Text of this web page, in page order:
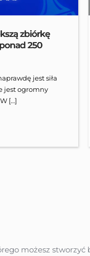
zbiórkę
250
jest siła
jest ogromny
[…]
możesz